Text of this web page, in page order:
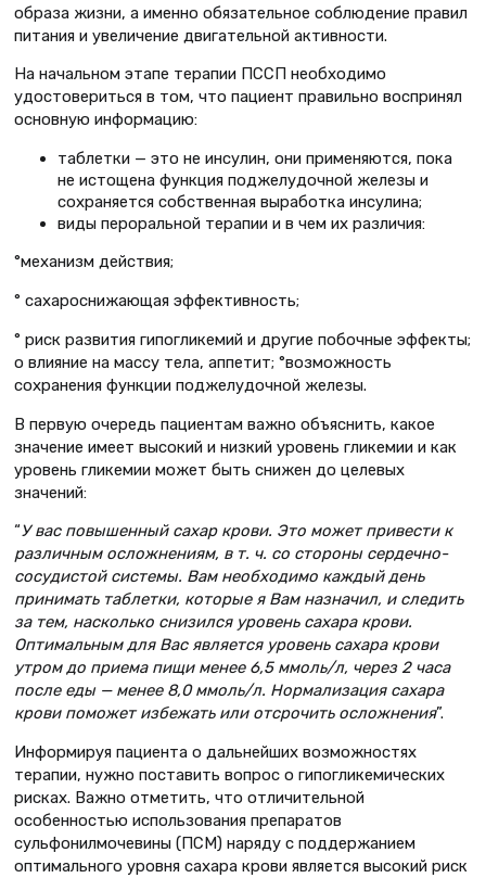
образа жизни, а имен­но обязательное соблюдение правил
питания и увеличение двигательной активности.
На начальном этапе терапии ПССП необходимо
удостовериться в том, что пациент правильно воспринял
основ­ную информацию:
таблетки — это не инсулин, они применяются, пока
не истощена функция поджелудочной железы и
сохраняется собственная выработка инсулина;
виды пероральной терапии и в чем их различия:
°механизм действия;
° сахароснижающая эффективность;
° риск развития гипогликемий и дру­гие побочные эффекты;
о влияние на массу тела, аппетит; °возможность
сохранения функции поджелудочной железы.
В первую очередь пациентам важно объяснить, какое
значение имеет высокий и низкий уровень гликемии и как
уровень гликемии может быть снижен до целевых
значений:
“У вас повышенный сахар крови. Это может привести к
различным ослож­нениям, в т. ч. со стороны сердечно­
сосудистой системы. Вам необходимо каждый день
принимать таблетки, которые я Вам назначил, и следить
за тем, насколько снизился уровень саха­ра крови.
Оптимальным для Вас явля­ется уровень сахара крови
утром до приема пищи менее 6,5 ммоль/л, через 2 часа
после еды — менее 8,0 ммоль/л. Нормализация сахара
крови поможет избежать или отсрочить осложнения”.
Информируя пациента о дальней­ших возможностях
терапии, нужно поставить вопрос о гипогликемических
рисках. Важно отметить, что отличительной
особенностью исполь­зования препаратов
сульфонилмочевины (ПСМ) наряду с поддержанием
оптимального уровня сахара крови является высокий риск